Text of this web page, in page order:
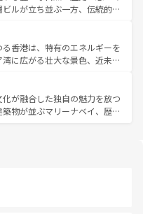
エティの豊かさとおいしさで
ベトナムコーヒーなどは、ぜ
域を訪れてもあたたかい人々
、きっと忘れられない旅にな
ルが立ち並ぶ一方、伝統的な
ではチェンマイなどの山岳地
はプーケットやクラビの美し
しむことができる。タイ料理
、どの季節にも異なる楽しみ
タイの人々、仏教を中心とし
源が、訪れる旅人を魅了し続
香港は、特有のエネルギーを
に広がる壮大な景色、近未来
はず。観光スポットが密集し
回れるのも魅力。息をのむよ
で、香港を存分に楽しみ尽く
が融合した独自の魅力を放つ
物が並ぶマリーナベイ、歴史
を楽しめる外せないスポット